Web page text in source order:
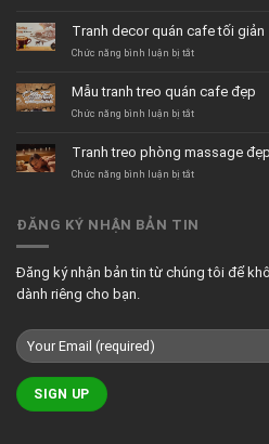
tường
quán
hiện
đại
Tranh decor quán cafe tối giản
Chức năng bình luận bị tắtở
quán
cafe
Mẫu tranh treo quán cafe đẹp
Chức năng bình luận bị tắtở
treo
quán
Tranh treo phòng massage đẹp
Chức năng bình luận bị tắtở
phòng
ĐĂNG KÝ NHẬN BẢN TIN
Đăng ký nhận bản tin từ chúng tôi để
dành riêng cho bạn.